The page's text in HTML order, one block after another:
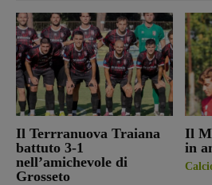
Il Terrranuova Traiana
battuto 3-1
nell’amichevole di
Grosseto
Il
in